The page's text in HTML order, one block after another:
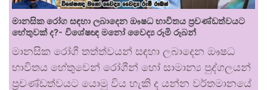
මානසික රෝග සඳහා ලබාදෙන ඖෂධ භාවිතය ප්‍රචණ්ඩත්වයට
හේතුවක් ද?- විශේෂඥ මනෝ වෛද්‍ය රූමි රූබන්
මානසික රෝගී තත්ත්වයන් සඳහා ලබාදෙන ඖෂධ
භාවිතය හේතුවෙන් රෝගීන් හෝ සාමාන්‍ය පුද්ගලයන්
ප්‍රචණ්ඩත්වයට යොමු විය හැකි ද යන්න වර්තමානයේ